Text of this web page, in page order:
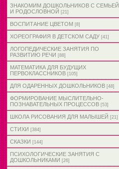
ЗНАКОМИМ ДОШКОЛЬНИКОВ С СЕМЬЕЙ
И РОДОСЛОВНОЙ [21]
ВОСПИТАНИЕ ЦВЕТОМ [8]
ХОРЕОГРАФИЯ В ДЕТСКОМ САДУ [41]
ЛОГОПЕДИЧЕСКИЕ ЗАНЯТИЯ ПО
РАЗВИТИЮ РЕЧИ [88]
МАТЕМАТИКА ДЛЯ БУДУЩИХ
ПЕРВОКЛАССНИКОВ [105]
ДЛЯ ОДАРЕННЫХ ДОШКОЛЬНИКОВ [48]
ФОРМИРОВАНИЕ МЫСЛИТЕЛЬНО-
ПОЗНАВАТЕЛЬНЫХ ПРОЦЕССОВ [53]
ШКОЛА РИСОВАНИЯ ДЛЯ МАЛЫШЕЙ [21]
СТИХИ [384]
СКАЗКИ [144]
ПСИХОЛОГИЧЕСКИЕ ЗАНЯТИЯ С
ДОШКОЛЬНИКАМИ [26]